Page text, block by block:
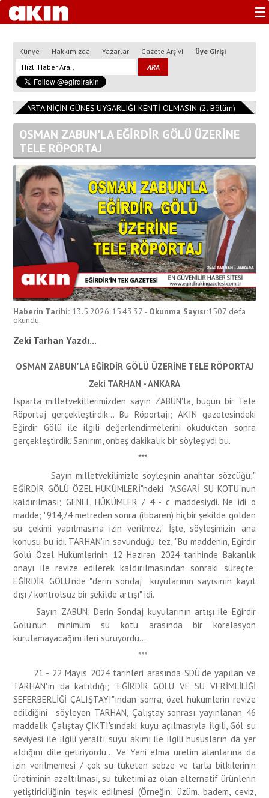
☰
Künye Hakkımızda Yazarlar Gazete Arşivi Üye Girişi
ISPARTA NİÇİN GÜNEŞ UYGARLIĞI KENTİ OLMASIN (2. Bölüm)
OSMAN ZABUN'LA EĞİRDİR GÖLÜ ÜZERİNE
TELE RÖPORTAJ
Haberin Tarihi: 13.5.2026 15:43:37 - Okunma Sayısı:1507 defa
okundu.
Zeki Tarhan Yazdı...
OSMAN ZABUN'LA EĞİRDİR GÖLÜ ÜZERİNE TELE RÖPORTAJ
Zeki TARHAN - ANKARA
Isparta milletvekillerimizden sayın ZABUN'la, bugün bir Tele
Röportaj gerçekleştirdik... Bu Röportajı; AKIN gazetesindeki
Eğirdir Gölü ile ilgili değerlendirmelerini okuduktan sonra
gerçekleştirdik. Sanırım, onbeş dakikalık bir söyleşiydi bu.
***
Sayın milletvekilimizle söyleşinin anahtar sözcüğü;"
EĞİRDİR GÖLÜ ÖZEL HÜKÜMLERİ"ndeki "ASGARİ SU KOTU"nun
kaldırılması; GENEL HÜKÜMLER / 4 - c maddesiydi. Ne idi o
madde; "914,74 metreden sonra (itibaren) hiçbir şekilde gölden
su çekimi yapılmasına izin verilmez." İşte, söyleşimizin ana
konusu bu idi. TARHAN'ın savunduğu tez; "Bu maddenin, Eğirdir
Gölü Özel Hükümlerinin 12 Haziran 2024 tarihinde Bakanlık
onayı ile revize edilerek kaldırılmasından sonraki süreçte;
EĞİRDİR GÖLÜ'nde "derin sondaj kuyularının sayısının kayıt
dışı / kontrolsüz bir şekilde artışı" idi.
Sayın ZABUN; Derin Sondaj kuyularının artışı ile Eğirdir
Gölü'nün minimum su kotu arasında bir korelasyon
kurulamayacağını ileri sürüyordu...
***
21 - 22 Mayıs 2024 tarihleri arasında SDÜ'de yapılan ve
TARHAN'ın da katıldığı; "EĞİRDİR GÖLÜ VE SU VERİMLİLİĞİ
SEFERBERLİĞİ ÇALIŞTAYI"ından sonra, özel hükümlerin revize
edildiğini söyleyen TARHAN, Çalıştay sonrası yayınlanan 46
maddelik Çalıştay ÇIKTI'sındaki kuyu açılmasıyla ilgili, Göl su
seviyesi ile ilgili yeraltı suyu akımı ile ilgili hususların da yer
aldığını dile getiriyordu... Ve Yeni elma üretim alanlarına da
izin verilmemesi / çok su tüketen sebze ve tarla bitkilerinin
üretiminin azaltılması, su tüketimi az olan alternatif ürünlerin
yetiştiriciliğinin teşvik edilmesi (Örneğin; üzüm, badem, ceviz,